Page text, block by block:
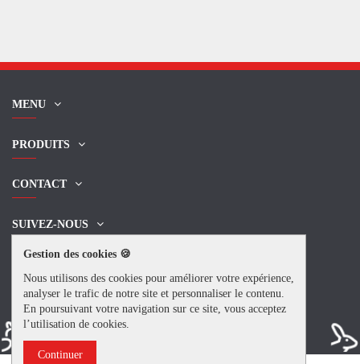
MENU
PRODUITS
CONTACT
SUIVEZ-NOUS
Gestion des cookies 🍪
Nous utilisons des cookies pour améliorer votre expérience,
analyser le trafic de notre site et personnaliser le contenu.
En poursuivant votre navigation sur ce site, vous acceptez
l’utilisation de cookies.
Continuer